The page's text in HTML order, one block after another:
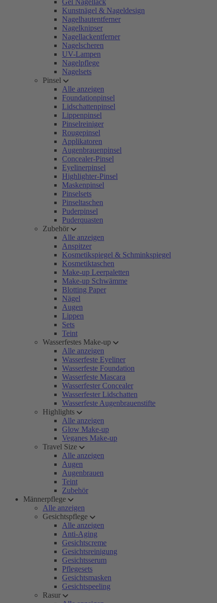
Gel Nagellack
Kunstnägel & Nageldesign
Nagelhautentferner
Nagelknipser
Nagellackentferner
Nagelscheren
UV-Lampen
Nagelpflege
Nagelsets
Pinsel
Alle anzeigen
Foundationpinsel
Lidschattenpinsel
Lippenpinsel
Pinselreiniger
Rougepinsel
Applikatoren
Augenbrauenpinsel
Concealer-Pinsel
Eyelinerpinsel
Highlighter-Pinsel
Maskenpinsel
Pinselsets
Pinseltaschen
Puderpinsel
Puderquasten
Zubehör
Alle anzeigen
Anspitzer
Kosmetikspiegel & Schminkspiegel
Kosmetiktaschen
Make-up Leerpaletten
Make-up Schwämme
Blotting Paper
Nägel
Augen
Lippen
Sets
Teint
Wasserfestes Make-up
Alle anzeigen
Wasserfeste Eyeliner
Wasserfeste Foundation
Wasserfeste Mascara
Wasserfester Concealer
Wasserfester Lidschatten
Wasserfeste Augenbrauenstifte
Highlights
Alle anzeigen
Glow Make-up
Veganes Make-up
Travel Size
Alle anzeigen
Augen
Augenbrauen
Teint
Zubehör
Männerpflege
Alle anzeigen
Gesichtspflege
Alle anzeigen
Anti-Aging
Gesichtscreme
Gesichtsreinigung
Gesichtsserum
Pflegesets
Gesichtsmasken
Gesichtspeeling
Rasur